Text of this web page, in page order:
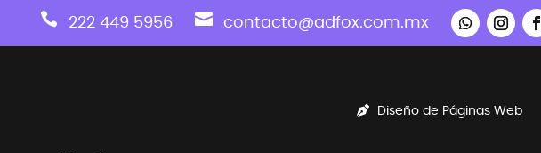
 222 449 5956  contacto@adfox.com.mx
Diseño de Páginas Web